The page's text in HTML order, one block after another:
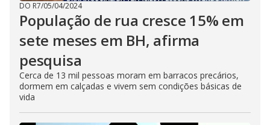
DO R7/05/04/2024
População de rua cresce 15% em
sete meses em BH, afirma
pesquisa
Cerca de 13 mil pessoas moram em barracos precários,
dormem em calçadas e vivem sem condições básicas de
vida